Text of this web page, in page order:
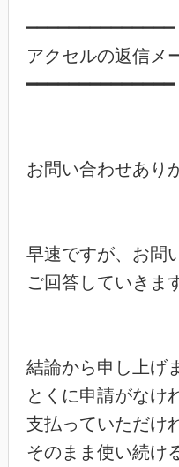
━━━━━━━━━━━━━━
アクセルの返信メ
━━━━━━━━━━━━━━
お問い合わせあり
早速ですが、お問
ご回答していきま
結論から申し上げ
とくに申請がなけ
支払っていただけ
そのまま使い続け